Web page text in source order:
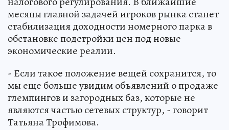
месяцы главной задачей игроков рынка станет
стабилизация доходности номерного парка в
обстановке подстройки цен под новые
экономические реалии.
- Если такое положение вещей сохранится, то
мы еще больше увидим объявлений о продаже
глемпингов и загородных баз, которые не
являются частью сетевых структур, - говорит
Татьяна Трофимова.